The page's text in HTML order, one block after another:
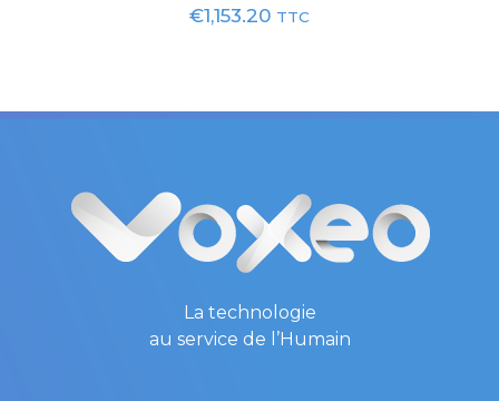
€1,153.20 TTC
La technologie
au service de l’Humain